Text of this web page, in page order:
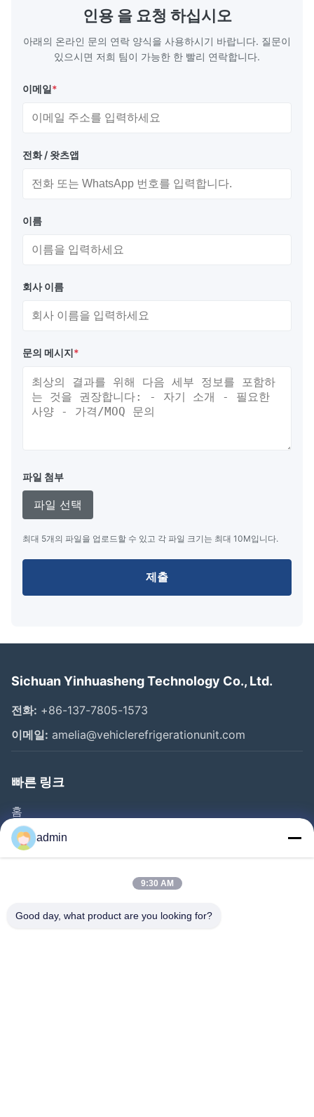
인용 을 요청 하십시오
아래의 온라인 문의 연락 양식을 사용하시기 바랍니다. 질문이
있으시면 저희 팀이 가능한 한 빨리 연락합니다.
이메일*
전화 / 왓츠앱
이름
회사 이름
문의 메시지*
파일 첨부
파일 선택
최대 5개의 파일을 업로드할 수 있고 각 파일 크기는 최대 10M입니다.
제출
Sichuan Yinhuasheng Technology Co., Ltd.
전화: +86-137-7805-1573
이메일: amelia@vehiclerefrigerationunit.com
빠른 링크
홈
제품
비디오
공장 견학
admin
9:30 AM
Good day, what product are you looking for?